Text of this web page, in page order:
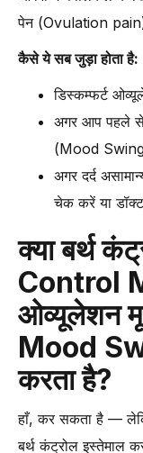
पेन (Ovulation pain)
कैसे ये सब जुड़ा होता है:
डिस्कम्फर्ट
अगर आप पहले से
(Mood
अगर दर्द
चेक करें या
क्या बर्थ
Control
ओव्यूलेशन
Mood
करता है?
हाँ, कर सकता है —
बर्थ कंट्रोल इस्तेमाल